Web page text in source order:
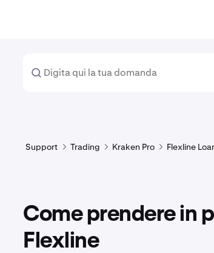
Support Trading Kraken Pro Flexline
Come prendere in
Flexline